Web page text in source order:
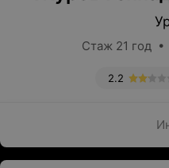
Стаж 21 год •
2.2